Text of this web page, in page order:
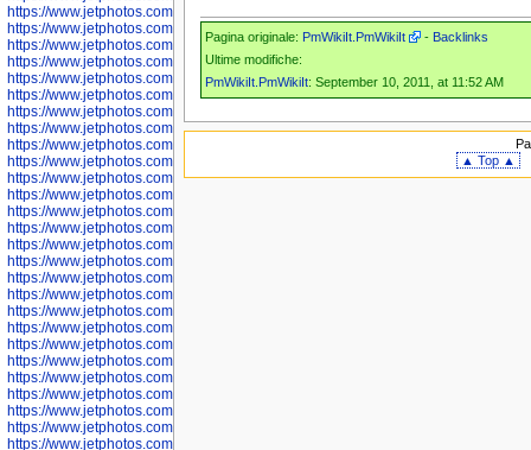
https://www.jetphotos.com/photographer/600048
https://www.jetphotos.com/photographer/600050
https://www.jetphotos.com/photographer/600051
https://www.jetphotos.com/photographer/600052
https://www.jetphotos.com/photographer/600053
https://www.jetphotos.com/photographer/600055
https://www.jetphotos.com/photographer/600057
https://www.jetphotos.com/photographer/600641
https://www.jetphotos.com/photographer/600644
https://www.jetphotos.com/photographer/600645
https://www.jetphotos.com/photographer/600646
https://www.jetphotos.com/photographer/602231
https://www.jetphotos.com/photographer/602240
https://www.jetphotos.com/photographer/602244
https://www.jetphotos.com/photographer/602247
https://www.jetphotos.com/photographer/602261
https://www.jetphotos.com/photographer/602265
https://www.jetphotos.com/photographer/602279
https://www.jetphotos.com/photographer/602307
https://www.jetphotos.com/photographer/602315
https://www.jetphotos.com/photographer/602323
https://www.jetphotos.com/photographer/602340
https://www.jetphotos.com/photographer/602346
https://www.jetphotos.com/photographer/602741
https://www.jetphotos.com/photographer/602743
https://www.jetphotos.com/photographer/602744
https://www.jetphotos.com/photographer/602745
Pagina originale: PmWikiIt.PmWikiIt - Backlinks
Ultime modifiche:
PmWikiIt.PmWikiIt: September 10, 2011, at 11:52 AM
▲ Top ▲